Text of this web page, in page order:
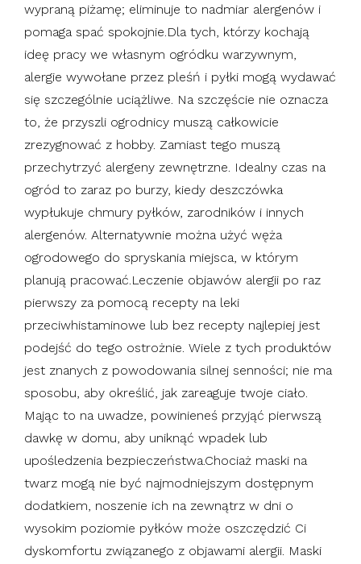
wypraną piżamę; eliminuje to nadmiar alergenów i
pomaga spać spokojnie.Dla tych, którzy kochają
ideę pracy we własnym ogródku warzywnym,
alergie wywołane przez pleśń i pyłki mogą wydawać
się szczególnie uciążliwe. Na szczęście nie oznacza
to, że przyszli ogrodnicy muszą całkowicie
zrezygnować z hobby. Zamiast tego muszą
przechytrzyć alergeny zewnętrzne. Idealny czas na
ogród to zaraz po burzy, kiedy deszczówka
wypłukuje chmury pyłków, zarodników i innych
alergenów. Alternatywnie można użyć węża
ogrodowego do spryskania miejsca, w którym
planują pracować.Leczenie objawów alergii po raz
pierwszy za pomocą recepty na leki
przeciwhistaminowe lub bez recepty najlepiej jest
podejść do tego ostrożnie. Wiele z tych produktów
jest znanych z powodowania silnej senności; nie ma
sposobu, aby określić, jak zareaguje twoje ciało.
Mając to na uwadze, powinieneś przyjąć pierwszą
dawkę w domu, aby uniknąć wpadek lub
upośledzenia bezpieczeństwa.Chociaż maski na
twarz mogą nie być najmodniejszym dostępnym
dodatkiem, noszenie ich na zewnątrz w dni o
wysokim poziomie pyłków może oszczędzić Ci
dyskomfortu związanego z objawami alergii. Maski